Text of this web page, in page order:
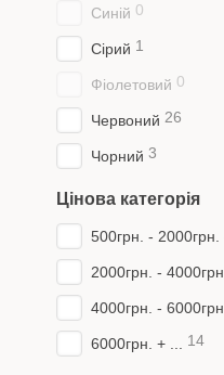
Синій 0
Сірий 1
Фіолетовий 0
Червоний 26
Чорний 3
Цінова категорія
500грн. - 2000грн.
2000грн. - 4000грн.
4000грн. - 6000грн.
6000грн. + ... 14